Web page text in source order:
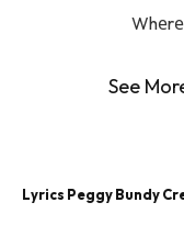
Whеrе
See
Lyrics Peggy Bundy